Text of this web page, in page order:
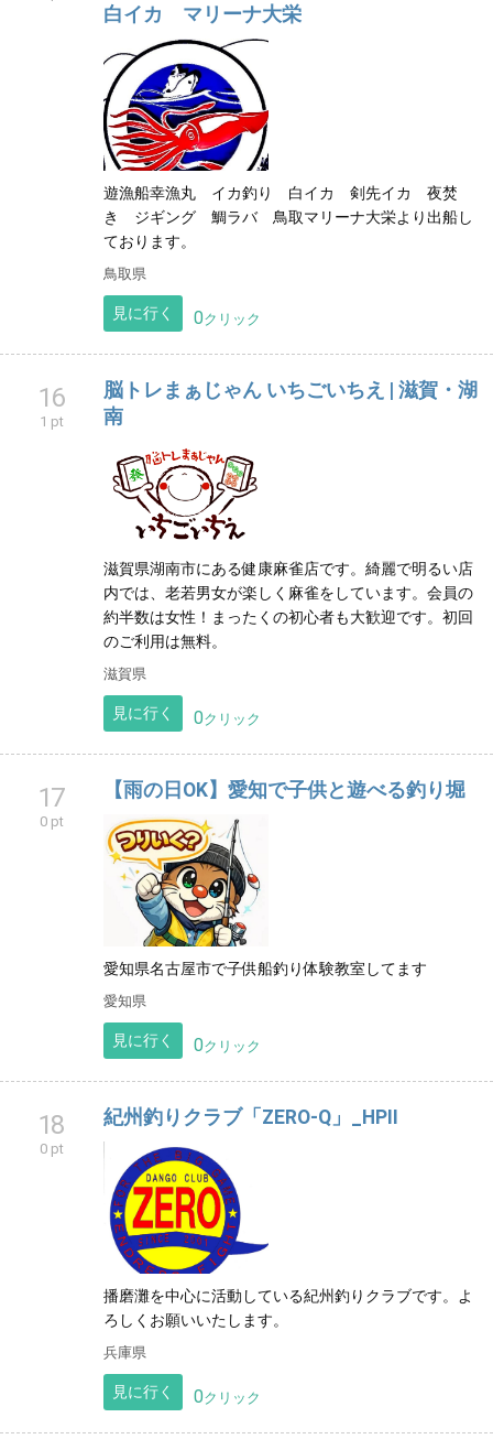
白イカ マリーナ大栄
遊漁船幸漁丸 イカ釣り 白イカ 剣先イカ 夜焚
き ジギング 鯛ラバ 鳥取マリーナ大栄より出船し
ております。
鳥取県
見に行く 0クリック
16
1 pt
脳トレまぁじゃん いちごいちえ | 滋賀・湖
南
滋賀県湖南市にある健康麻雀店です。綺麗で明るい店
内では、老若男女が楽しく麻雀をしています。会員の
約半数は女性！まったくの初心者も大歓迎です。初回
のご利用は無料。
滋賀県
見に行く 0クリック
17
0 pt
【雨の日OK】愛知で子供と遊べる釣り堀
愛知県名古屋市で子供船釣り体験教室してます
愛知県
見に行く 0クリック
18
0 pt
紀州釣りクラブ「ZERO-Q」_HPⅡ
播磨灘を中心に活動している紀州釣りクラブです。よ
ろしくお願いいたします。
兵庫県
見に行く 0クリック